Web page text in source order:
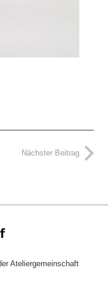
Nächster Beitrag
Ateliergemeinschaft